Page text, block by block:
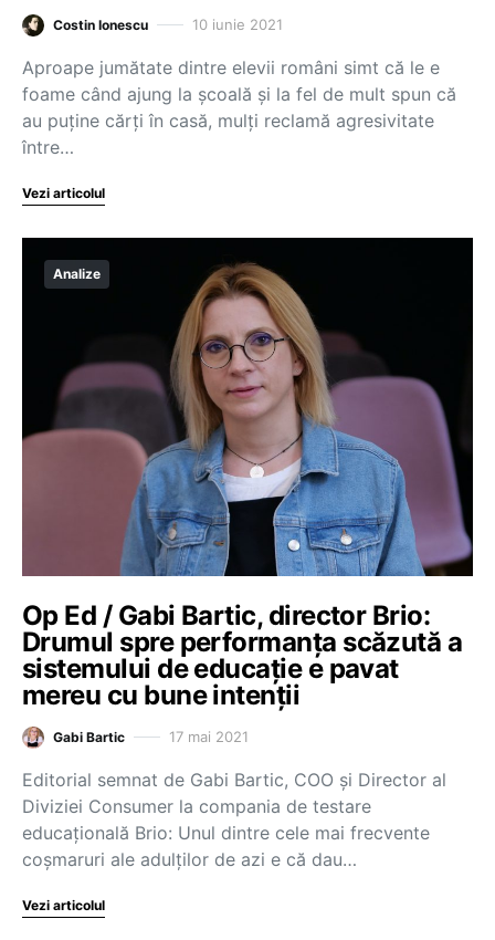
Costin Ionescu 10 iunie 2021
Aproape jumătate dintre elevii români simt că le e
foame când ajung la școală și la fel de mult spun că
au puține cărți în casă, mulți reclamă agresivitate
între…
Vezi articolul
Analize
Op Ed / Gabi Bartic, director Brio:
Drumul spre performanța scăzută a
sistemului de educație e pavat
mereu cu bune intenții
Gabi Bartic 17 mai 2021
Editorial semnat de Gabi Bartic, COO și Director al
Diviziei Consumer la compania de testare
educațională Brio: Unul dintre cele mai frecvente
coșmaruri ale adulților de azi e că dau…
Vezi articolul